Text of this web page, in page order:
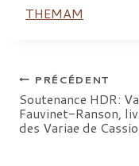
THEMAM
de
PRÉCÉDENT
Soutenance HDR:
Fauvinet-Ranson,
des Variae de